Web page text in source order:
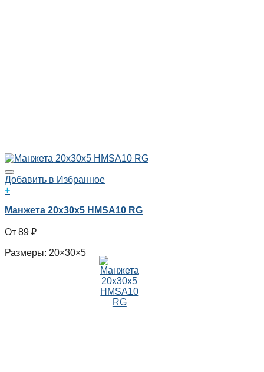
Добавить в Избранное
+
Манжета 20x30x5 HMSA10 RG
89 ₽
Размеры: 20×30×5